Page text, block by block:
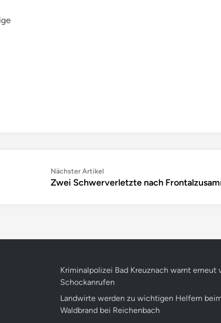
Nächster ArtikelNächster
Artikel:
Zwei Schwerverletzte nach
Kriminalpolizei Bad Kreuznach warnt erneut
Schockanrufen
Landwirte werden zu wichtigen Helfern
Waldbrand bei Reichenbach